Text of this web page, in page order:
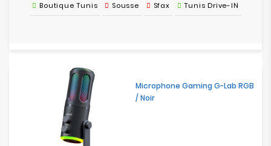
Boutique Tunis Sousse Sfax Tunis Drive-IN
Microphone Gaming G-Lab RGB
/ Noir